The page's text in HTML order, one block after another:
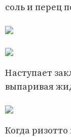
соль и перец
Наступает
выпаривая
Когда